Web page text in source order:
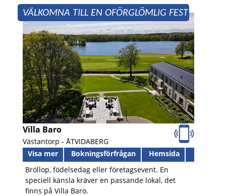
VÄLKOMNA TILL EN OFÖRGLÖMLIG FEST
Villa Baro
Västantorp - ÅTVIDABERG
Visa mer
Bokningsförfrågan
Hemsida
Bröllop, födelsedag eller företagsevent. En
speciell känsla kräver en passande lokal, det
finns på Villa Baro.